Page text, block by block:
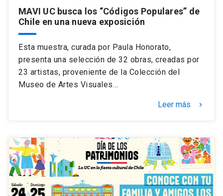
MAVI UC busca los “Códigos Populares” de
Chile en una nueva exposición
Esta muestra, curada por Paula Honorato,
presenta una selección de 32 obras, creadas por
23 artistas, proveniente de la Colección del
Museo de Artes Visuales…
Leer más keyboard_arrow_right